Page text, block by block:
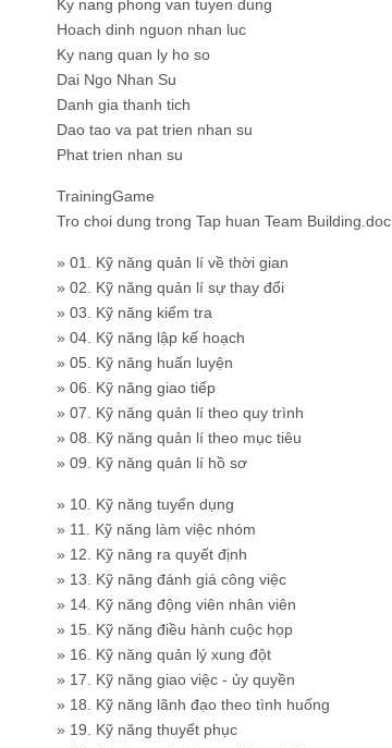
Ky nang phong van tuyen dung
Hoach dinh nguon nhan luc
Ky nang quan ly ho so
Dai Ngo Nhan Su
Danh gia thanh tich
Dao tao va pat trien nhan su
Phat trien nhan su
TrainingGame
Tro choi dung trong Tap huan Team Building.doc
» 01. Kỹ năng quản lí về thời gian
» 02. Kỹ năng quản lí sự thay đổi
» 03. Kỹ năng kiểm tra
» 04. Kỹ năng lập kế hoạch
» 05. Kỹ năng huấn luyện
» 06. Kỹ năng giao tiếp
» 07. Kỹ năng quản lí theo quy trình
» 08. Kỹ năng quản lí theo mục tiêu
» 09. Kỹ năng quản lí hồ sơ
» 10. Kỹ năng tuyển dụng
» 11. Kỹ năng làm việc nhóm
» 12. Kỹ năng ra quyết định
» 13. Kỹ năng đánh giá công việc
» 14. Kỹ năng động viên nhân viên
» 15. Kỹ năng điều hành cuộc họp
» 16. Kỹ năng quản lý xung đột
» 17. Kỹ năng giao việc - ủy quyền
» 18. Kỹ năng lãnh đạo theo tình huống
» 19. Kỹ năng thuyết phục